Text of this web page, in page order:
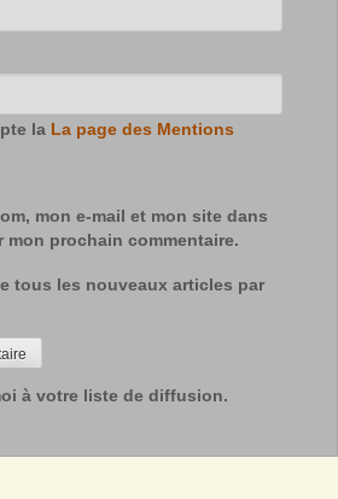
la La page des Mentions
mon e-mail et mon site dans
mon prochain commentaire.
tous les nouveaux articles par
à votre liste de diffusion.